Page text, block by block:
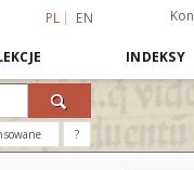
PL EN
INDEKSY
?